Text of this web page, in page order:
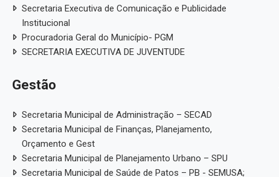
Secretaria Executiva de Comunicação e Publicidade
Institucional
Procuradoria Geral do Município- PGM
SECRETARIA EXECUTIVA DE JUVENTUDE
Gestão
Secretaria Municipal de Administração – SECAD
Secretaria Municipal de Finanças, Planejamento,
Orçamento e Gest
Secretaria Municipal de Planejamento Urbano – SPU
Secretaria Municipal de Saúde de Patos – PB - SEMUSA;